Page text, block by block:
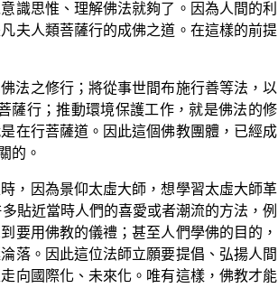
識思惟、理解佛法就夠了。因為人間的利
夫人類菩薩行的成佛之道。在這樣的前提
法之修行；將從事世間布施行善等法，以
薩行；推動環境保護工作，就是佛法的修
在行菩薩道。因此這個佛教團體，已經成
的。
，因為景仰太虛大師，想學習太虛大師革
貼近當時人們的喜愛或者潮流的方法，例
要用佛教的儀禮；甚至人們學佛的目的，
落。因此這位法師立願要提倡、弘揚人間
向國際化、未來化。唯有這樣，佛教才能